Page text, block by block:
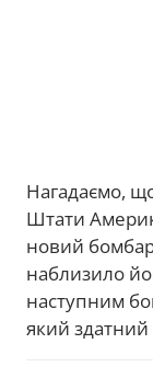
Нагадаємо,
Штати
новий
наблизило
наступним
який